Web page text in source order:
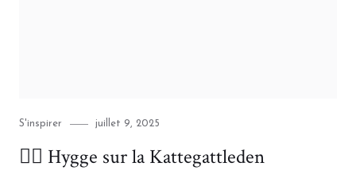
Category
S'inspirer
Posted
juillet 9, 2025
🚴‍♂️ Hygge sur la Kattegattleden